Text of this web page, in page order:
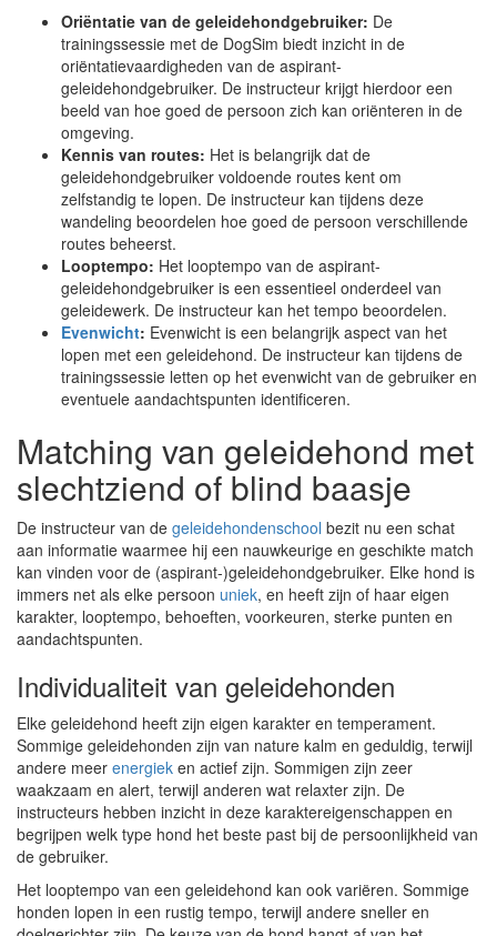
Oriëntatie van de geleidehondgebruiker: De
trainingssessie met de DogSim biedt inzicht in de
oriëntatievaardigheden van de aspirant-
geleidehondgebruiker. De instructeur krijgt hierdoor een
beeld van hoe goed de persoon zich kan oriënteren in de
omgeving.
Kennis van routes: Het is belangrijk dat de
geleidehondgebruiker voldoende routes kent om
zelfstandig te lopen. De instructeur kan tijdens deze
wandeling beoordelen hoe goed de persoon verschillende
routes beheerst.
Looptempo: Het looptempo van de aspirant-
geleidehondgebruiker is een essentieel onderdeel van
geleidewerk. De instructeur kan het tempo beoordelen.
Evenwicht: Evenwicht is een belangrijk aspect van het
lopen met een geleidehond. De instructeur kan tijdens de
trainingssessie letten op het evenwicht van de gebruiker en
eventuele aandachtspunten identificeren.
Matching van geleidehond met
slechtziend of blind baasje
De instructeur van de geleidehondenschool bezit nu een schat
aan informatie waarmee hij een nauwkeurige en geschikte match
kan vinden voor de (aspirant-)geleidehondgebruiker. Elke hond is
immers net als elke persoon uniek, en heeft zijn of haar eigen
karakter, looptempo, behoeften, voorkeuren, sterke punten en
aandachtspunten.
Individualiteit van geleidehonden
Elke geleidehond heeft zijn eigen karakter en temperament.
Sommige geleidehonden zijn van nature kalm en geduldig, terwijl
andere meer energiek en actief zijn. Sommigen zijn zeer
waakzaam en alert, terwijl anderen wat relaxter zijn. De
instructeurs hebben inzicht in deze karaktereigenschappen en
begrijpen welk type hond het beste past bij de persoonlijkheid van
de gebruiker.
Het looptempo van een geleidehond kan ook variëren. Sommige
honden lopen in een rustig tempo, terwijl andere sneller en